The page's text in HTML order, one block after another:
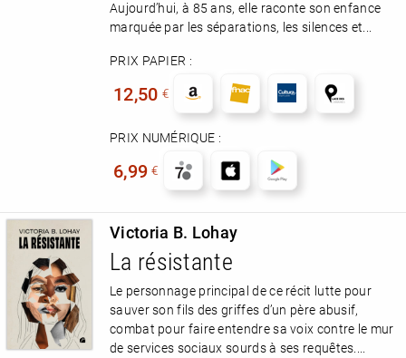
Aujourd’hui, à 85 ans, elle raconte son enfance
marquée par les séparations, les silences et...
PRIX PAPIER :
12,50 €
PRIX NUMÉRIQUE :
6,99 €
Victoria B. Lohay
La résistante
Le personnage principal de ce récit lutte pour
sauver son fils des griffes d’un père abusif,
combat pour faire entendre sa voix contre le mur
de services sociaux sourds à ses requêtes....